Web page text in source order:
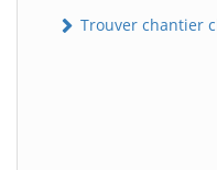
Trouver chantier